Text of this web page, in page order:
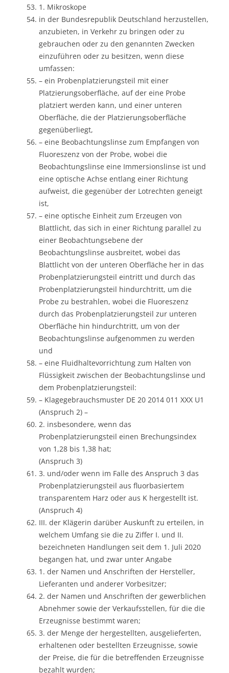
1. Mikroskope
in der Bundesrepublik Deutschland herzustellen,
anzubieten, in Verkehr zu bringen oder zu
gebrauchen oder zu den genannten Zwecken
einzuführen oder zu besitzen, wenn diese
umfassen:
– ein Probenplatzierungsteil mit einer
Platzierungsoberfläche, auf der eine Probe
platziert werden kann, und einer unteren
Oberfläche, die der Platzierungsoberfläche
gegenüberliegt,
– eine Beobachtungslinse zum Empfangen von
Fluoreszenz von der Probe, wobei die
Beobachtungslinse eine Immersionslinse ist und
eine optische Achse entlang einer Richtung
aufweist, die gegenüber der Lotrechten geneigt
ist,
– eine optische Einheit zum Erzeugen von
Blattlicht, das sich in einer Richtung parallel zu
einer Beobachtungsebene der
Beobachtungslinse ausbreitet, wobei das
Blattlicht von der unteren Oberfläche her in das
Probenplatzierungsteil eintritt und durch das
Probenplatzierungsteil hindurchtritt, um die
Probe zu bestrahlen, wobei die Fluoreszenz
durch das Probenplatzierungsteil zur unteren
Oberfläche hin hindurchtritt, um von der
Beobachtungslinse aufgenommen zu werden
und
– eine Fluidhaltevorrichtung zum Halten von
Flüssigkeit zwischen der Beobachtungslinse und
dem Probenplatzierungsteil:
– Klagegebrauchsmuster DE 20 2014 011 XXX U1
(Anspruch 2) –
2. insbesondere, wenn das
Probenplatzierungsteil einen Brechungsindex
von 1,28 bis 1,38 hat;
(Anspruch 3)
3. und/oder wenn im Falle des Anspruch 3 das
Probenplatzierungsteil aus fluorbasiertem
transparentem Harz oder aus K hergestellt ist.
(Anspruch 4)
III. der Klägerin darüber Auskunft zu erteilen, in
welchem Umfang sie die zu Ziffer I. und II.
bezeichneten Handlungen seit dem 1. Juli 2020
begangen hat, und zwar unter Angabe
1. der Namen und Anschriften der Hersteller,
Lieferanten und anderer Vorbesitzer;
2. der Namen und Anschriften der gewerblichen
Abnehmer sowie der Verkaufsstellen, für die die
Erzeugnisse bestimmt waren;
3. der Menge der hergestellten, ausgelieferten,
erhaltenen oder bestellten Erzeugnisse, sowie
der Preise, die für die betreffenden Erzeugnisse
bezahlt wurden;